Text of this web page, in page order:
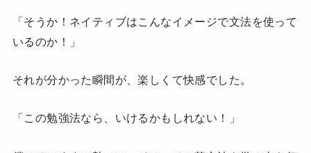
「そうか！ネイティブはこんなイメージで文法を使って
いるのか！」
それが分かった瞬間が、楽しくて快感でした。
「この勉強法なら、いけるかもしれない！」